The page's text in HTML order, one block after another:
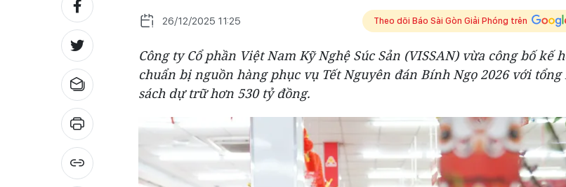
26/12/2025 11:25 Theo dõi Báo Sài Gòn Giải Phóng trên
Công ty Cổ phần Việt Nam Kỹ Nghệ Súc Sản (VISSAN) vừa công bố kế
chuẩn bị nguồn hàng phục vụ Tết Nguyên đán Bính Ngọ 2026 với tổng
sách dự trữ hơn 530 tỷ đồng.